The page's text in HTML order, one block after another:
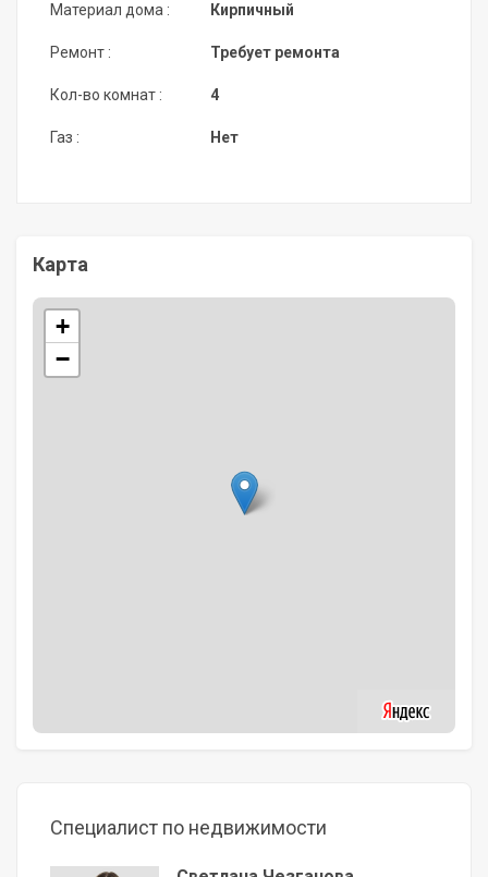
Материал дома :
Ремонт :
Кол-во комнат :
Газ :
Кирпичный
Требует ремонта
4
Нет
Карта
+
−
Специалист по недвижимости